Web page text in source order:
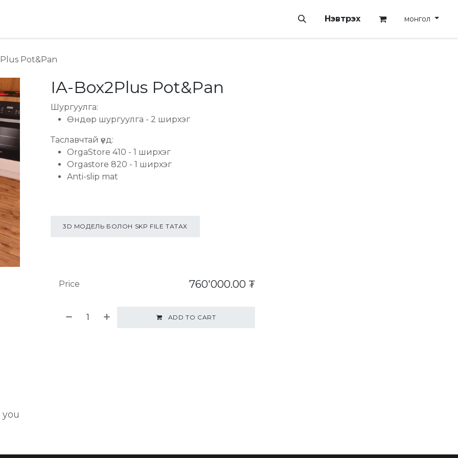
Нэвтрэх монгол
Pot&Pan
IA-Box2Plus Pot&Pan
Шургуулга:
Өндөр шургуулга - 2 ширхэг
Таславчтай үед:
OrgaStore 410 - 1 ширхэг
Orgastore 820 - 1 ширхэг
Anti-slip mat
3D МОДЕЛЬ БОЛОН SKP FILE ТАТАХ
ADD TO CART
Price 760'000.00 ₮